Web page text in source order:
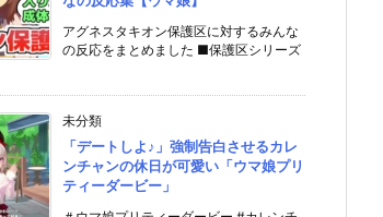
アグネスタキオン保護区に対するみんな
の反応をまとめました ■保護区シリーズ
未分類
「デートしよ♪」強制告白させるカレ
ンチャンの休日が可愛い「ウマ娘プリ
ティーダービー」